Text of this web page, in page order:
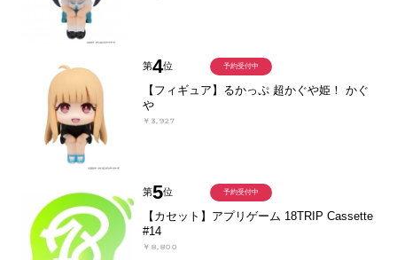
第4位
【フィギュア】るかっぷ 超かぐや姫！ かぐ
や
￥3,927
予約受付中
第5位
【カセット】アプリゲーム 18TRIP Cassette
#14
￥8,800
予約受付中